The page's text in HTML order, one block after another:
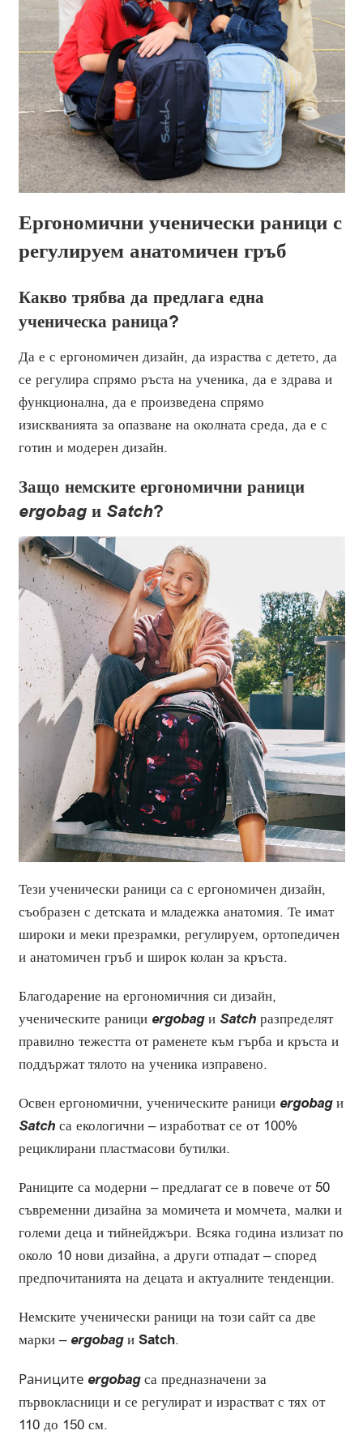
Ергономични ученически раници с
регулируем анатомичен гръб
Какво трябва да предлага една
ученическа раница?
Да е с ергономичен дизайн, да израства с детето, да
се регулира спрямо ръста на ученика, да е здрава и
функционална, да е произведена спрямо
изискванията за опазване на околната среда, да е с
готин и модерен дизайн.
Защо немските ергономични раници
ergobag и Satch?
Тези ученически раници са с ергономичен дизайн,
съобразен с детската и младежка анатомия. Те имат
широки и меки презрамки, регулируем, ортопедичен
и анатомичен гръб и широк колан за кръста.
Благодарение на ергономичния си дизайн,
ученическите раници ergobagи Satch разпределят
правилно тежестта от раменете към гърба и кръста и
поддържат тялото на ученика изправено.
Освен ергономични, ученическите раници ergobagи
Satch са екологични – изработват се от 100%
рециклирани пластмасови бутилки.
Раниците са модерни – предлагат се в повече от 50
съвременни дизайна за момичета и момчета, малки и
големи деца и тийнейджъри. Всяка година излизат по
около 10 нови дизайна, а други отпадат – според
предпочитанията на децата и актуалните тенденции.
Немските ученически раници на този сайт са две
марки – ergobagиSatch.
Раниците ergobagса предназначени за
първокласници и се регулират и израстват с тях от
110 до 150 см.